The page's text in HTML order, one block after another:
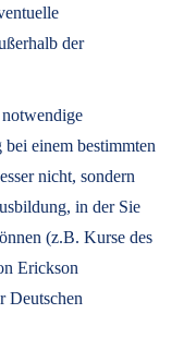
der
einem bestimmten
nicht, sondern
in der Sie
(z.B. Kurse des
Erickson
Deutschen